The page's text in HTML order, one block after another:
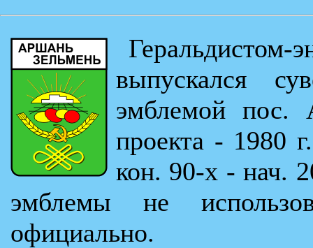
выпускался
эмблемой пос.
проекта - 1980
кон. 90-х - нач.
эмблемы не
официально.